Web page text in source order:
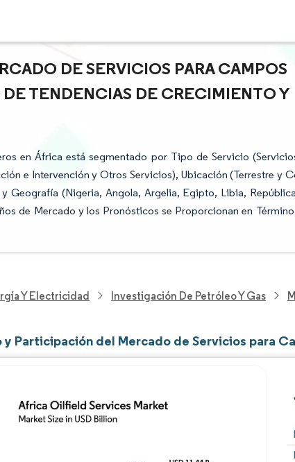
DE SERVICIOS PARA CAMPOS
TENDENCIAS DE CRECIMIENTO Y
en África está segmentado por Tipo de Servicio
e Intervención y Otros Servicios), Ubicación (Terrestre y
Geografía (Nigeria, Angola, Argelia, Egipto, Libia,
de Mercado y los Pronósticos se Proporcionan en
Y Electricidad Investigación De Petróleo Y Gas
y Participación del Mercado de Servicios para